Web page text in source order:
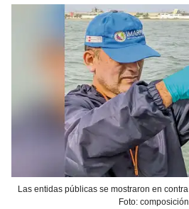
Las entidas públicas se mostraron en
Foto: